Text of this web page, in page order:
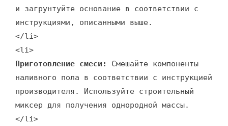
и загрунтуйте основание в соответствии с
инструкциями, описанными выше.
</li>
<li>
Приготовление смеси:
Смешайте компоненты
наливного пола в соответствии с инструкцией
производителя. Используйте строительный
миксер для получения однородной массы.
</li>